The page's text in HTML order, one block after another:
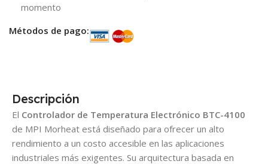
momento
Métodos de pago:
Descripción
El Controlador de Temperatura Electrónico BTC-4100
de MPI Morheat está diseñado para ofrecer un alto
rendimiento a un costo accesible en las aplicaciones
industriales más exigentes. Su arquitectura basada en